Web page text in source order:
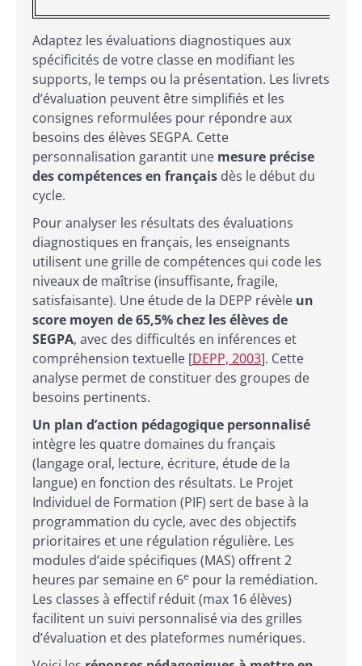
Adaptez les évaluations diagnostiques aux
spécificités de votre classe en modifiant les
supports, le temps ou la présentation. Les livrets
d’évaluation peuvent être simplifiés et les
consignes reformulées pour répondre aux
besoins des élèves SEGPA. Cette
personnalisation garantit une mesure précise
des compétences en français dès le début du
cycle.
Pour analyser les résultats des évaluations
diagnostiques en français, les enseignants
utilisent une grille de compétences qui code les
niveaux de maîtrise (insuffisante, fragile,
satisfaisante). Une étude de la DEPP révèle un
score moyen de 65,5% chez les élèves de
SEGPA, avec des difficultés en inférences et
compréhension textuelle [DEPP, 2003]. Cette
analyse permet de constituer des groupes de
besoins pertinents.
Un plan d’action pédagogique personnalisé
intègre les quatre domaines du français
(langage oral, lecture, écriture, étude de la
langue) en fonction des résultats. Le Projet
Individuel de Formation (PIF) sert de base à la
programmation du cycle, avec des objectifs
prioritaires et une régulation régulière. Les
modules d’aide spécifiques (MAS) offrent 2
heures par semaine en 6e pour la remédiation.
Les classes à effectif réduit (max 16 élèves)
facilitent un suivi personnalisé via des grilles
d’évaluation et des plateformes numériques.